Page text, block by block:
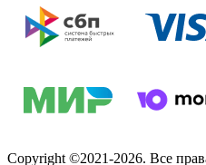
Copyright ©2021-2026. Все